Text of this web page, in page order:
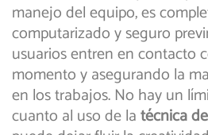
manejo del equipo, es
computarizado y seguro
usuarios entren en contacto
momento y asegurando la
en los trabajos. No hay un
cuanto al uso de latécnica